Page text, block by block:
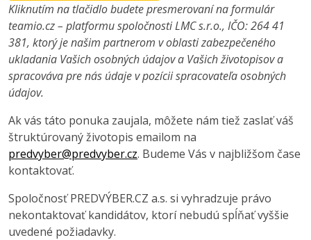
Kliknutím na tlačidlo budete presmerovaní na formulár
teamio.cz – platformu spoločnosti LMC s.r.o., IČO: 264 41
381, ktorý je našim partnerom v oblasti zabezpečeného
ukladania Vašich osobných údajov a Vašich životopisov a
spracováva pre nás údaje v pozícii spracovateľa osobných
údajov.
Ak vás táto ponuka zaujala, môžete nám tiež zaslať váš
štruktúrovaný životopis emailom na
predvyber@predvyber.cz. Budeme Vás v najbližšom čase
kontaktovať.
Spoločnosť PREDVÝBER.CZ a.s. si vyhradzuje právo
nekontaktovať kandidátov, ktorí nebudú spĺňať vyššie
uvedené požiadavky.